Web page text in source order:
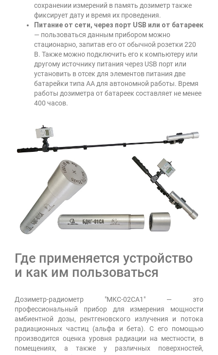
сохранении измерений в память дозиметр также
фиксирует дату и время их проведения.
Питание от сети, через порт USB или от батареек
— пользоваться данным прибором можно
стационарно, запитав его от обычной розетки 220
В. Также можно подключить его к компьютеру или
другому источнику питания через USB порт или
установить в отсек для элементов питания две
батарейки типа АА для автономной работы. Время
работы дозиметра от батареек составляет не менее
400 часов.
Где применяется устройство
и как им пользоваться
Дозиметр-радиометр "МКС-02СА1" — это
профессиональный прибор для измерения мощности
амбиентной дозы, рентгеновского излучения и потока
радиационных частиц (альфа и бета). С его помощью
производится оценка уровня радиации на местности, в
помещениях, а также у различных поверхностей,